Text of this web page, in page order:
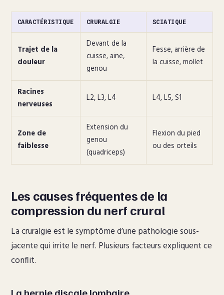
CARACTÉRISTIQUE CRURALGIE SCIATIQUE
Trajet de la
douleur
Devant de la
cuisse, aine,
genou
Fesse, arrière de
la cuisse, mollet
Racines
nerveuses
L2, L3, L4 L4, L5, S1
Zone de
faiblesse
Extension du
genou
(quadriceps)
Flexion du pied
ou des orteils
Les causes fréquentes de la
compression du nerf crural
La cruralgie est le symptôme d’une pathologie sous-
jacente qui irrite le nerf. Plusieurs facteurs expliquent ce
conflit.